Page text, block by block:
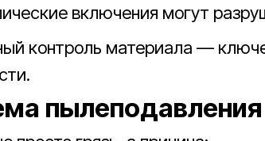
включения могут
контроль материала —
пылеподавления